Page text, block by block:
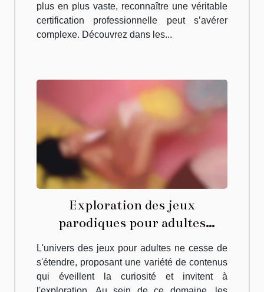
plus en plus vaste, reconnaître une véritable
certification professionnelle peut s’avérer
complexe. Découvrez dans les...
Exploration des jeux
parodiques pour adultes
inspirés par des franchises
célèbres
L'univers des jeux pour adultes ne cesse de
s'étendre, proposant une variété de contenus
qui éveillent la curiosité et invitent à